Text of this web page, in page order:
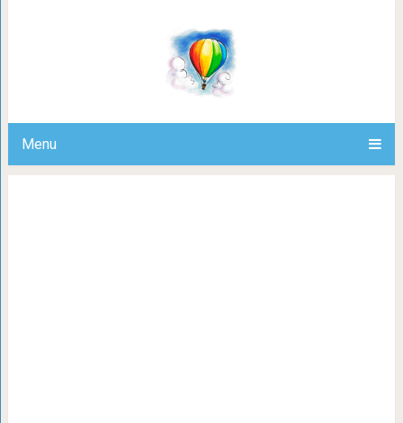
Menu
Все хорошие мамы